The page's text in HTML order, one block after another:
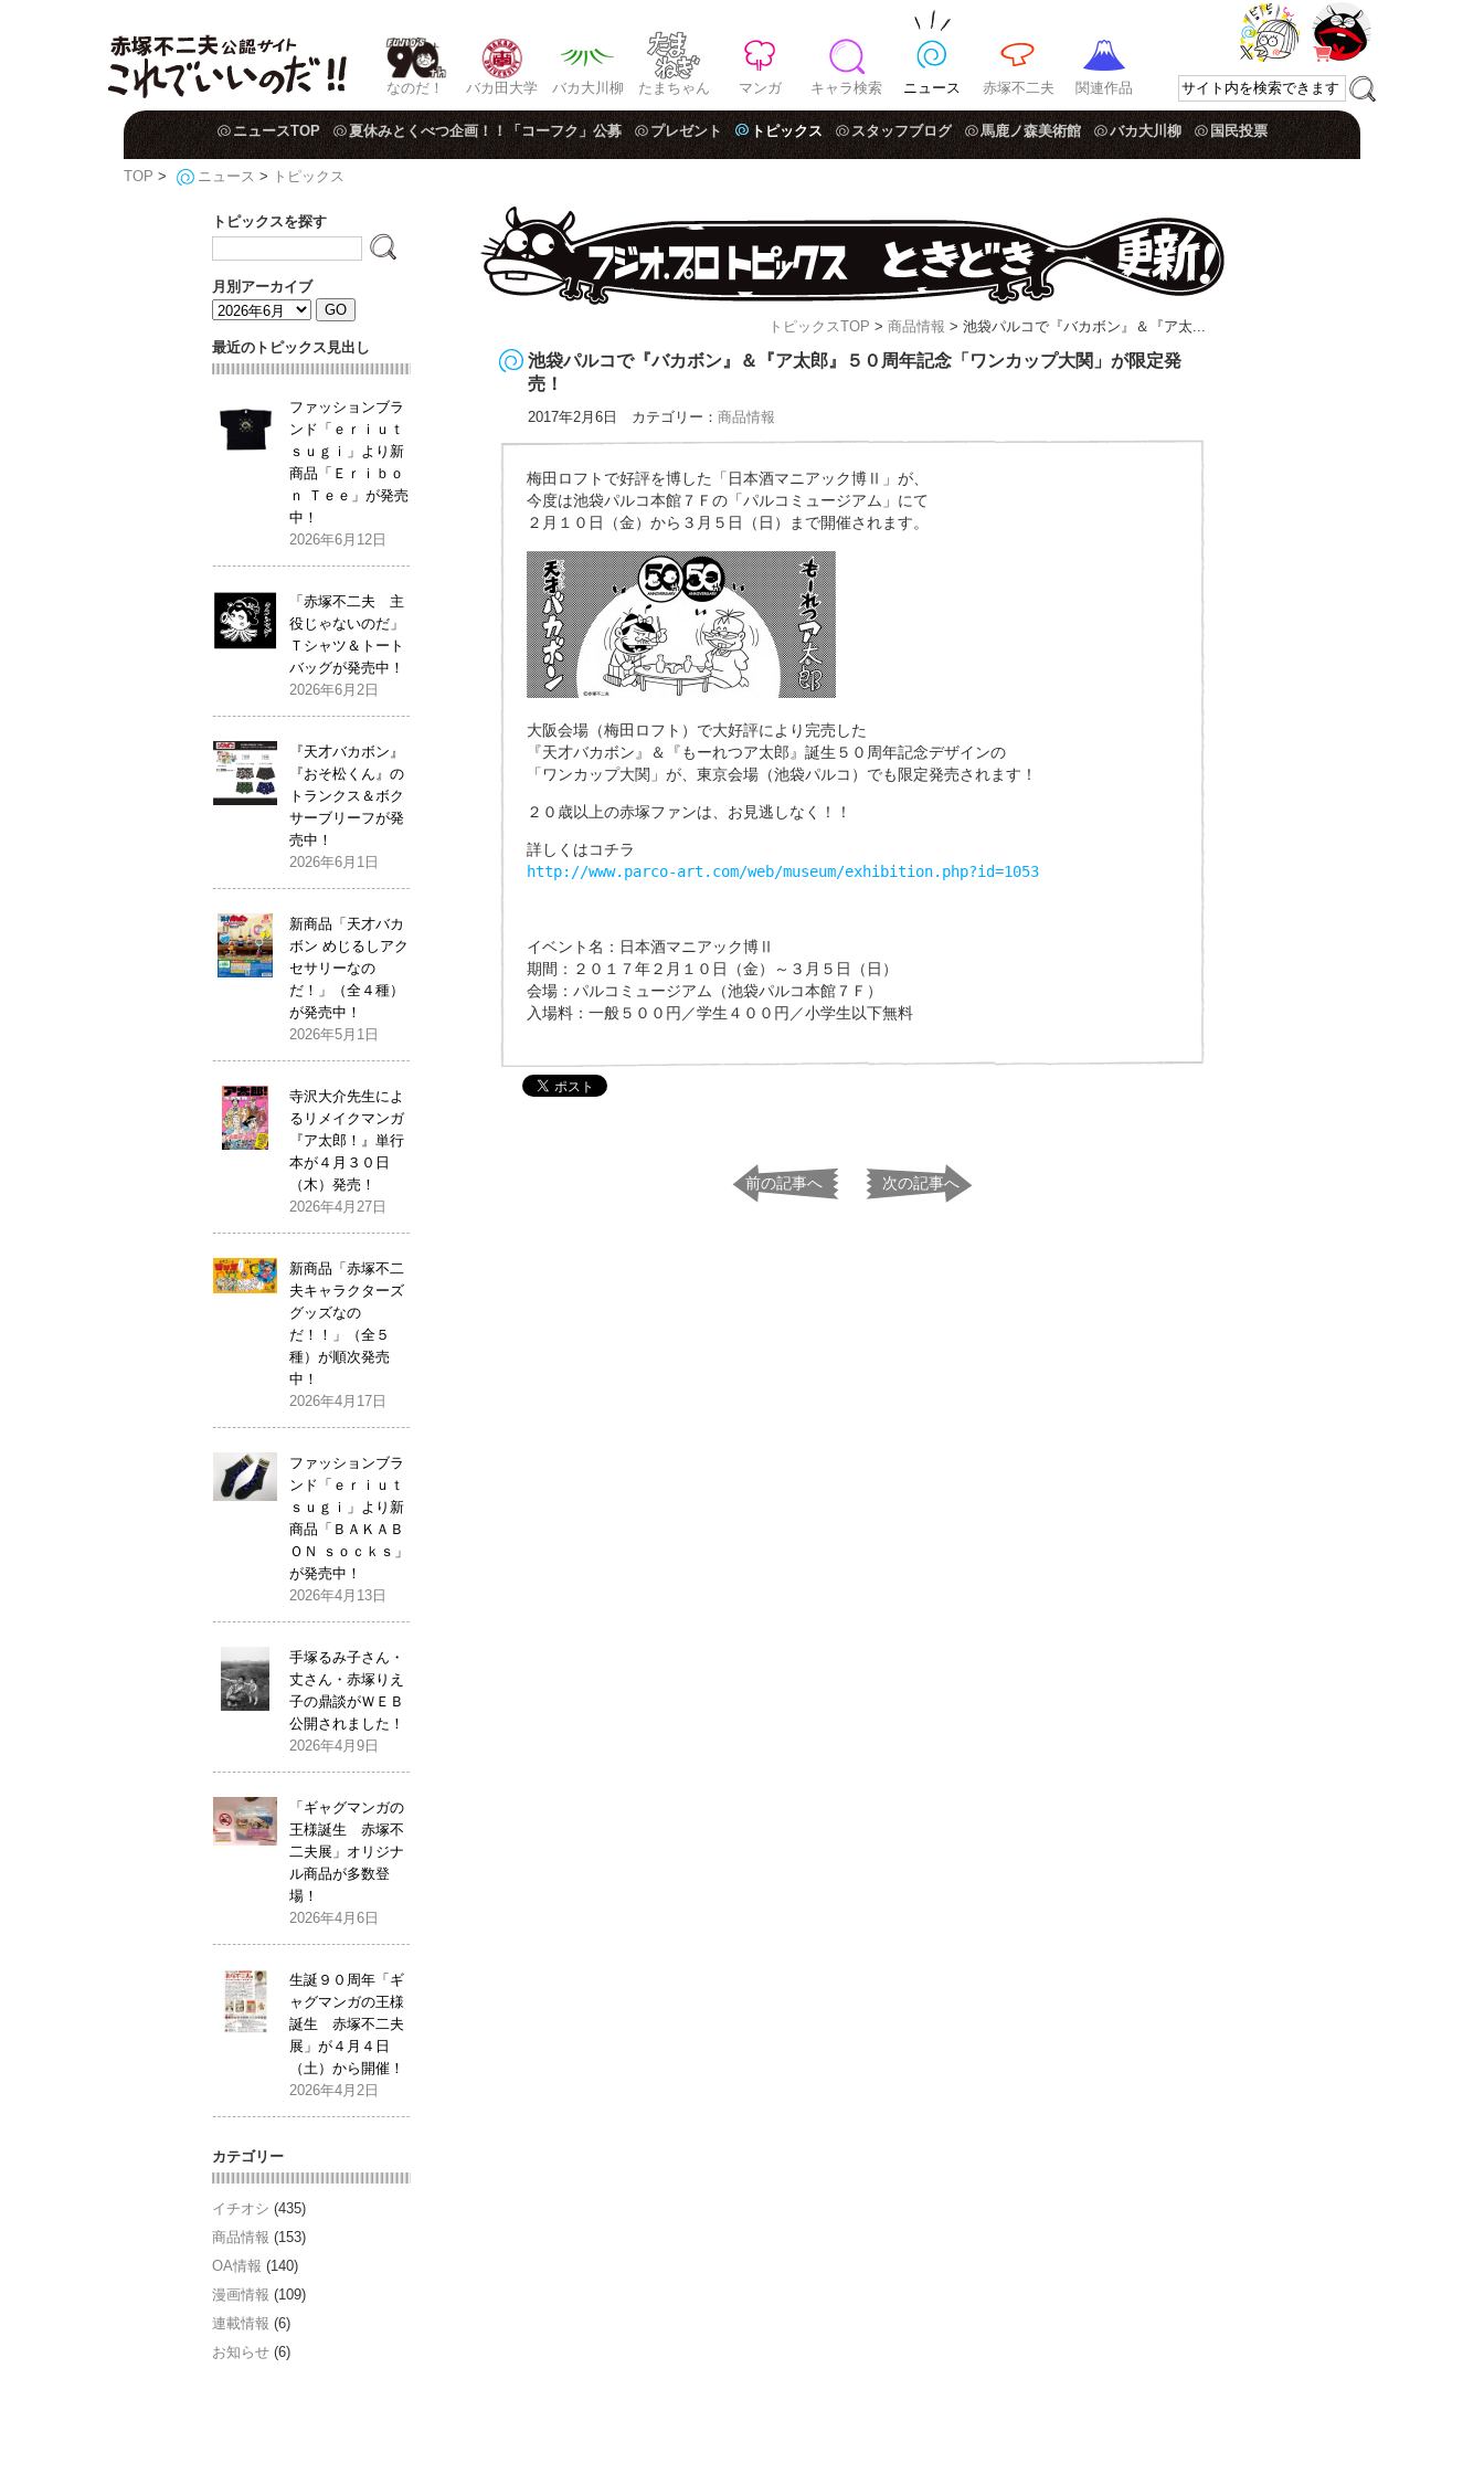
なのだ！ バカ田大学 バカ大川柳 たまちゃん マンガ キャラ検索 ニュース 赤塚不二夫 関連作品
ニュースTOP 夏休みとくべつ企画！！「コーフク」公募 プレゼント トピックス スタッフブログ 馬鹿ノ森美術館 バカ大川柳 国民投票
TOP > ニュース > トピックス
トピックスTOP > 商品情報 > 池袋パルコで『バカボン』＆『ア太...
池袋パルコで『バカボン』＆『ア太郎』５０周年記念「ワンカップ大関」が限定発
売！
2017年2月6日 カテゴリー： 商品情報
梅田ロフトで好評を博した「日本酒マニアック博Ⅱ」が、
今度は池袋パルコ本館７Ｆの「パルコミュージアム」にて
２月１０日（金）から３月５日（日）まで開催されます。
大阪会場（梅田ロフト）で大好評により完売した
『天才バカボン』＆『もーれつア太郎』誕生５０周年記念デザインの
「ワンカップ大関」が、東京会場（池袋パルコ）でも限定発売されます！
２０歳以上の赤塚ファンは、お見逃しなく！！
詳しくはコチラ
http://www.parco-art.com/web/museum/exhibition.php?id=1053
イベント名：日本酒マニアック博Ⅱ
期間：２０１７年２月１０日（金）～３月５日（日）
会場：パルコミュージアム（池袋パルコ本館７Ｆ）
入場料：一般５００円／学生４００円／小学生以下無料
前の記事へ 次の記事へ
トピックスを探す
月別アーカイブ
最近のトピックス見出し
ファッションブラ
ンド「ｅｒｉｕｔ
ｓｕｇｉ」より新
商品「Ｅｒｉｂｏ
ｎ Ｔｅｅ」が発売
中！
2026年6月12日
「赤塚不二夫 主
役じゃないのだ」
Ｔシャツ＆トート
バッグが発売中！
2026年6月2日
『天才バカボン』
『おそ松くん』の
トランクス＆ボク
サーブリーフが発
売中！
2026年6月1日
新商品「天才バカ
ボン めじるしアク
セサリーなの
だ！」（全４種）
が発売中！
2026年5月1日
寺沢大介先生によ
るリメイクマンガ
『ア太郎！』単行
本が４月３０日
（木）発売！
2026年4月27日
新商品「赤塚不二
夫キャラクターズ
グッズなの
だ！！」（全５
種）が順次発売
中！
2026年4月17日
ファッションブラ
ンド「ｅｒｉｕｔ
ｓｕｇｉ」より新
商品「ＢＡＫＡＢ
ＯＮ ｓｏｃｋｓ」
が発売中！
2026年4月13日
手塚るみ子さん・
丈さん・赤塚りえ
子の鼎談がＷＥＢ
公開されました！
2026年4月9日
「ギャグマンガの
王様誕生 赤塚不
二夫展」オリジナ
ル商品が多数登
場！
2026年4月6日
生誕９０周年「ギ
ャグマンガの王様
誕生 赤塚不二夫
展」が４月４日
（土）から開催！
2026年4月2日
カテゴリー
イチオシ (435)
商品情報 (153)
OA情報 (140)
漫画情報 (109)
連載情報 (6)
お知らせ (6)